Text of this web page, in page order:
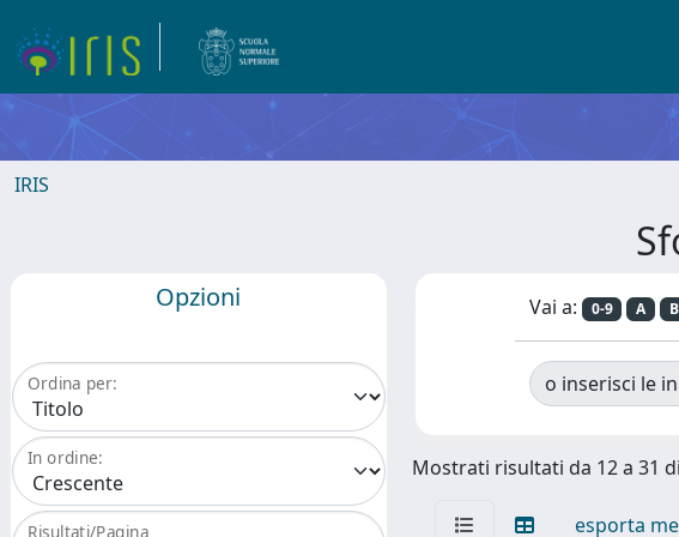
IRIS
Opzioni
Ordina per:
In ordine:
Risultati/Pagina
Vai a: 0-9 A B
o inserisci le
Mostrati risultati da 12 a 31
esporta